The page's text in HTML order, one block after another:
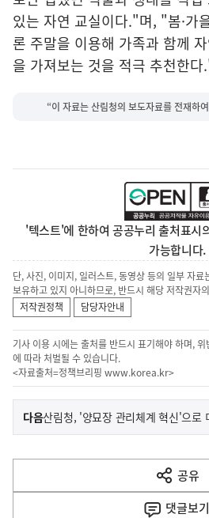
있는 자연 교실이다."며, "봄·가
론 주말을 이용해 가족과 함께
을 가져보는 것을 적극 추천한
“이 자료는 산림청의 보도자료를 전재하
'텍스트'에 한하여 공공누리 출처표시
가능합니다.
단, 사진, 이미지, 일러스트, 동영상 등의 일부 자
보유하고 있지 아니하므로, 반드시 해당 저작권자
저작권정책
담당자안내
기사 이용 시에는 출처를 반드시 표기해야 하며, 위
에 따라 처벌될 수 있습니다.
<자료출처=정책브리핑 www.korea.kr>
이
전
다
음
다음기
사
공유
열
기
댓글보기